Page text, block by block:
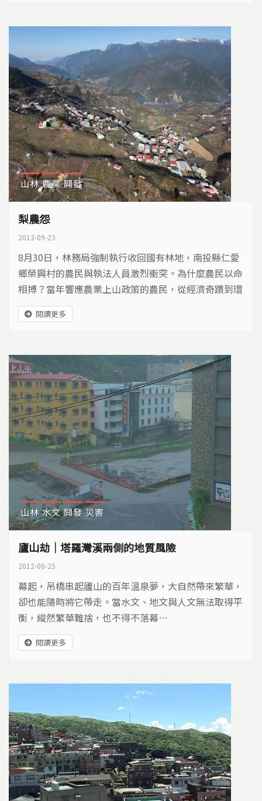
山林 農業 開發
梨農怨
2013-09-23
8月30日，林務局強制執行收回國有林地，南投縣仁愛
鄉榮興村的農民與執法人員激烈衝突。為什麼農民以命
相搏？當年響應農業上山政策的農民，從經濟奇蹟到環
境公敵，半個世紀之後，他們該往何處去？
閱讀更多
山林 水文 開發 災害
廬山劫｜塔羅灣溪兩側的地質風險
2012-06-25
幕起，吊橋串起廬山的百年溫泉夢，大自然帶來繁華，
卻也能隨時將它帶走。當水文、地文與人文無法取得平
衡，縱然繁華難捨，也不得不落幕…
閱讀更多